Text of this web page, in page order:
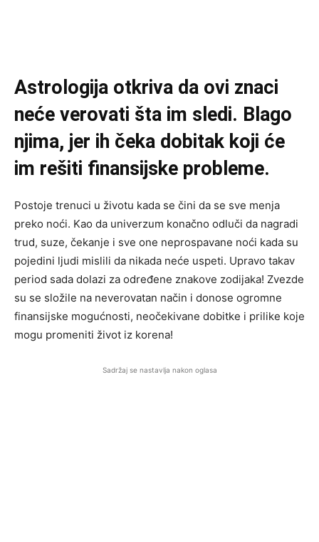
Astrologija otkriva da ovi znaci
neće verovati šta im sledi. Blago
njima, jer ih čeka dobitak koji će
im rešiti finansijske probleme.
Postoje trenuci u životu kada se čini da se sve menja
preko noći. Kao da univerzum konačno odluči da nagradi
trud, suze, čekanje i sve one neprospavane noći kada su
pojedini ljudi mislili da nikada neće uspeti. Upravo takav
period sada dolazi za određene znakove zodijaka! Zvezde
su se složile na neverovatan način i donose ogromne
finansijske mogućnosti, neočekivane dobitke i prilike koje
mogu promeniti život iz korena!
Sadržaj se nastavlja nakon oglasa